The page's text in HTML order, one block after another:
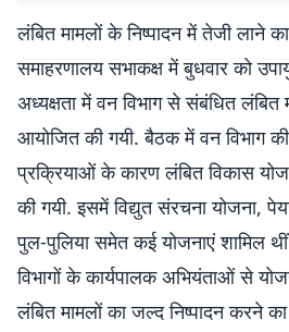
लंबित मामलों के निष्पादन में तेजी लाने
समाहरणालय सभाकक्ष में बुधवार को
अध्यक्षता में वन विभाग से संबंधित लंबित
आयोजित की गयी. बैठक में वन विभाग
प्रक्रियाओं के कारण लंबित विकास
की गयी. इसमें विद्युत संरचना योजना,
पुल-पुलिया समेत कई योजनाएं शामिल
विभागों के कार्यपालक अभियंताओं से
लंबित मामलों का जल्द निष्पादन करने का